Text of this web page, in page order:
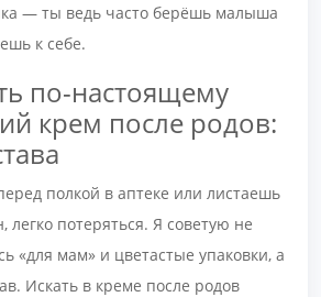
— ты ведь часто берёшь малыша
к себе.
по-настоящему
крем после родов:
полкой в аптеке или листаешь
легко потеряться. Я советую не
«для мам» и цветастые упаковки, а
Искать в креме после родов